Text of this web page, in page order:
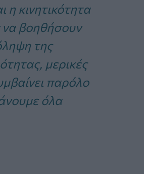
η κινητικότητα
βοηθήσουν
της
μερικές
παρόλο
όλα